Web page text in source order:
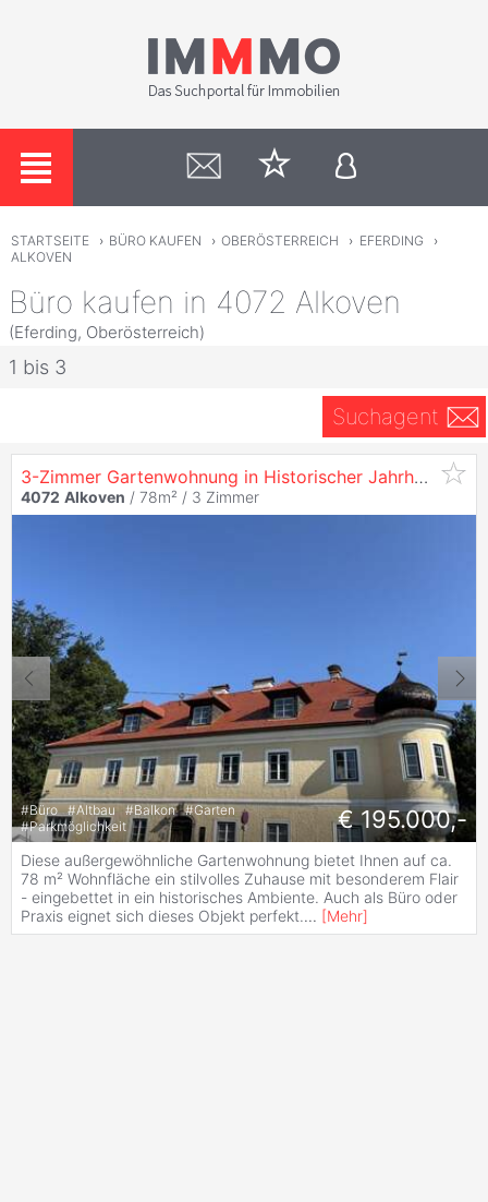
STARTSEITE › BÜRO KAUFEN › OBERÖSTERREICH › EFERDING
›
ALKOVEN
Büro kaufen in 4072 Alkoven
(Eferding, Oberösterreich)
1 bis 3
Suchagent
3-Zimmer Gartenwohnung in Historischer Jahrhundertvilla, Auch Als Büro Geeignet
4072 Alkoven / 78m² / 3 Zimmer
#Büro #Altbau #Balkon #Garten
#Parkmöglichkeit € 195.000,-
Diese außergewöhnliche Gartenwohnung bietet Ihnen auf ca.
78 m² Wohnfläche ein stilvolles Zuhause mit besonderem Flair
- eingebettet in ein historisches Ambiente. Auch als Büro oder
Praxis eignet sich dieses Objekt perfekt.... [Mehr]